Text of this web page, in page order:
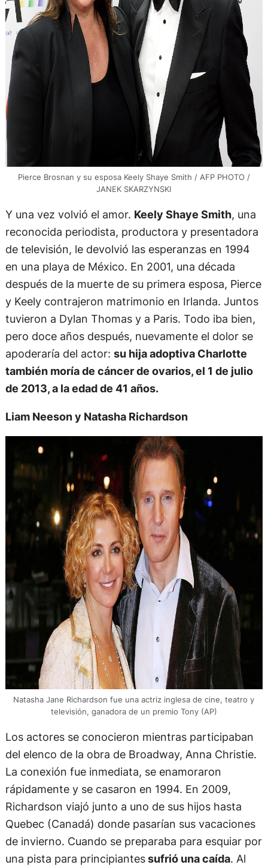
Pierce Brosnan y su esposa Keely Shaye Smith / AFP PHOTO /
JANEK SKARZYNSKI
Y una vez volvió el amor. Keely Shaye Smith, una
reconocida periodista, productora y presentadora
de televisión, le devolvió las esperanzas en 1994
en una playa de México. En 2001, una década
después de la muerte de su primera esposa, Pierce
y Keely contrajeron matrimonio en Irlanda. Juntos
tuvieron a Dylan Thomas y a Paris. Todo iba bien,
pero doce años después, nuevamente el dolor se
apoderaría del actor: su hija adoptiva Charlotte
también moría de cáncer de ovarios, el 1 de julio
de 2013, a la edad de 41 años.
Liam Neeson y Natasha Richardson
Natasha Jane Richardson fue una actriz inglesa de cine, teatro y
televisión, ganadora de un premio Tony (AP)
Los actores se conocieron mientras participaban
del elenco de la obra de Broadway, Anna Christie.
La conexión fue inmediata, se enamoraron
rápidamente y se casaron en 1994. En 2009,
Richardson viajó junto a uno de sus hijos hasta
Quebec (Canadá) donde pasarían sus vacaciones
de invierno. Cuando se preparaba para esquiar por
una pista para principiantessufrió una caída. Al